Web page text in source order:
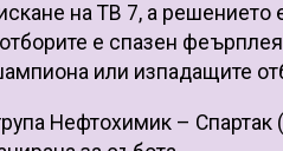
на ТВ 7, а решението
е спазен
или изпадащите
Нефтохимик –